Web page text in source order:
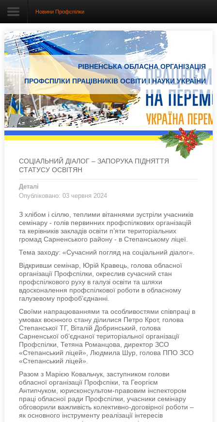
Головна
Про організацію
Документація
Електронний вісник
Новини Профспілки
Проекти
Новини Профспілки
РІВНЕНСЬКА ОБЛАСНА ОРГАНІЗАЦІЯ
ПРОФСПІЛКИ ПРАЦІВНИКІВ ОСВІТИ І НАУКИ УКРАЇНИ
СОЦІАЛЬНИЙ ДІАЛОГ – ЗАПОРУКА ПІДНЯТТЯ
СТАТУСУ ОСВІТЯН
Деталі
Опубліковано: 03 червня 2024
З хлібом і сіллю, теплими вітаннями зустріли учасників
семінару - голів первинних профспілкових організацій
та керівників закладів освіти п’яти територіальних
громад Сарненського району - в Степанському ліцеї.
Тема заходу: «Сучасний погляд на соціальний діалог».
Відкривши семінар, Юрій Кравець, голова обласної
організації Профспілки, окреслив сучасний стан
профспілкового руху в галузі освіти та шляхи
вдосконалення профспілкової роботи в обласному
галузевому профоб’єднанні.
Своїми напрацюваннями та особливостями співпраці в
умовах воєнного стану ділилися Петро Крот, голова
Степанської ТГ, Віталій Добринський, голова
Сарненської об’єднаної територіальної організації
Профспілки, Тетяна Романцова, директор ЗСО
«Степанський ліцей», Людмила Шур, голова ППО ЗСО
«Степанський ліцей».
Разом з Марією Ковальчук, заступником голови
обласної організації Профспіки, та Георгієм
Антипчуком, юрисконсультом-правовим інспектором
праці обласної ради Профспілки, учасники семінару
обговорили важливість колективно-договірної роботи –
як основного інструменту реалізації інтересів